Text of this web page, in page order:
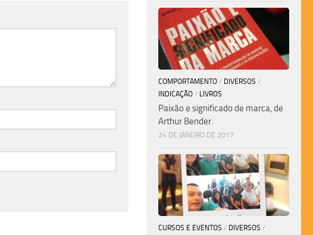
COMPORTAMENTO / DIVERSOS /
INDICAÇÃO / LIVROS
Paixão e significado de marca, de
Arthur Bender.
24 DE JANEIRO DE 2017
CURSOS E EVENTOS / DIVERSOS /